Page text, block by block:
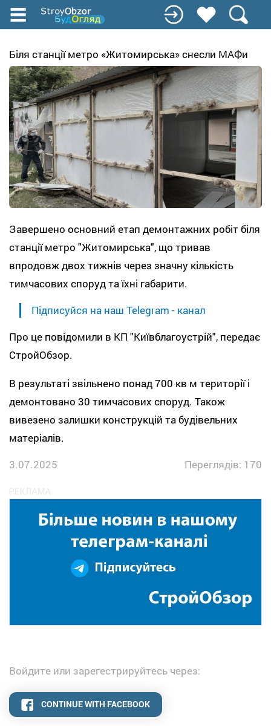
Перейти
до
вмісту
Біля станції метро «Житомирська» снесли МАФи
Завершено основний етап демонтажних робіт біля
станції метро "Житомирська", що тривав
впродовж двох тижнів через значну кількість
тимчасових споруд та їхні габарити.
Підписуйся на наш Telegram - канал
Про це повідомили в КП "Київблагоустрій", передає
СтройОбзор.
В результаті звільнено понад 700 кв м території і
демонтовано 30 тимчасових споруд. Також
вивезено залишки конструкцій та будівельних
матеріалів.
3.07.2025
Переглядів: 170
Войдите или зарегестрируйтесь через:
CONTINUE WITH FACEBOOK